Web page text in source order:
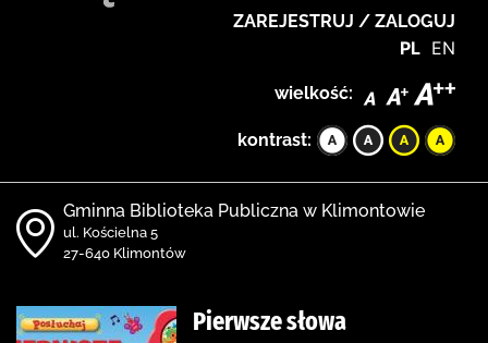
ZAREJESTRUJ / ZALOGUJ
PL EN
wielkość:
kontrast:
Gminna Biblioteka Publiczna w Klimontowie
ul. Kościelna 5
27-640 Klimontów
Pierwsze słowa